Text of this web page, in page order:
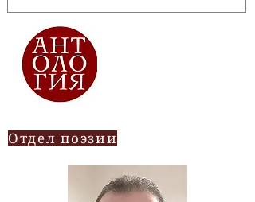
Отдел поэзии